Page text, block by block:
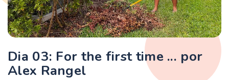
Dia 03: For the first time ... por
Alex Rangel